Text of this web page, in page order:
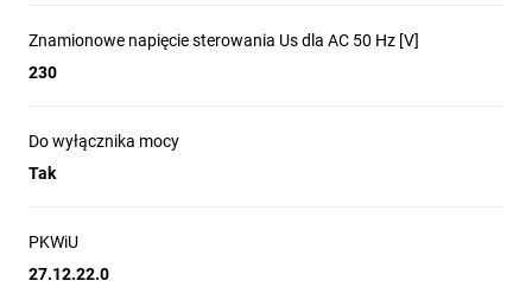
Znamionowe napięcie sterowania Us dla AC 50 Hz [V]
230
Do wyłącznika mocy
Tak
PKWiU
27.12.22.0